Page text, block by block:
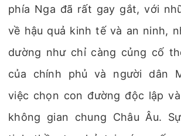
phía Nga đã rất gay gắt, với
về hậu quả kinh tế và an ninh,
dường như chỉ càng củng cố
của chính phủ và người dân
việc chọn con đường độc lập
không gian chung Châu Âu.